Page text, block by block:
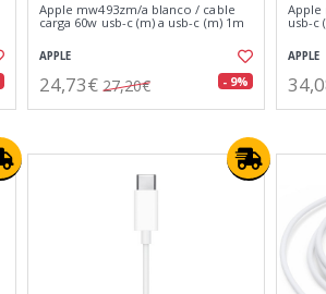
Apple mw493zm/a blanco / cable
carga 60w usb-c (m) a usb-c (m) 1m
APPLE
24,73€ 27,20€ - 9%
Apple
usb-c
APPLE